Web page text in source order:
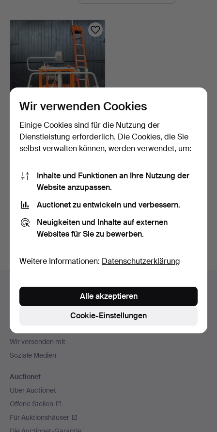
BAUSÄGE /
TISCHKREISSÄGE LUNA
perfect 803 …
9 Tage
Suche speichern
Archiv
suchen.
Navigation
Hilfe und Kontakt
Kontakt mit dem Support aufnehmen
Zahlungsweisen
Wir versenden mit
Soziale Medien
Auctionet
Über Auctionet
Offene Stellen
Für Auktionshäuser
Wir verwenden Cookies
Einige Cookies sind für die Nutzung der
Dienstleistung erforderlich. Die Cookies, die Sie
selbst verwalten können, werden verwendet, um:
Inhalte und Funktionen an Ihre Nutzung der
Website anzupassen.
Auctionet zu entwickeln und verbessern.
Neuigkeiten und Inhalte auf externen
Websites für Sie zu bewerben.
Weitere Informationen: Datenschutzerklärung
Cookie-Einstellungen
Alle akzeptieren